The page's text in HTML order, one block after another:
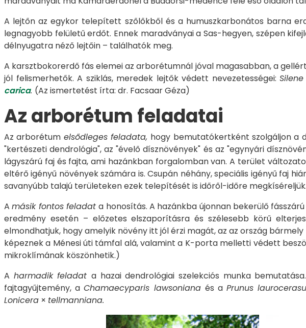
A lejtőn az egykor telepített szőlőkből és a humuszkarbonátos barna
legnagyobb felületű erdőt. Ennek maradványai a Sas-hegyen, szépen
délnyugatra néző lejtőin – találhatók meg.
A karsztbokorerdő fás elemei az arborétumnál jóval magasabban, a
jól felismerhetők. A sziklás, meredek lejtők védett nevezetességei:
carica. (Az ismertetést írta: dr. Facsaar Géza)
Az arborétum feladatai
Az arborétum elsődleges feladata, hogy bemutatókertként szolgáljon a
"kertészeti dendrológia", az "évelő dísznövények" és az "egynyári
lágyszárú faj és fajta, ami hazánkban forgalomban van. A terület
eltérő igényű növények számára is. Csupán néhány, speciális igényű faj
savanyúbb talajú területeken ezek telepítését is időről-időre megkíséreljük.
Amásik fontos feladata honosítás. A hazánkba újonnan bekerülő
eredmény esetén – előzetes elszaporításra és szélesebb körű
elmondhatjuk, hogy amelyik növény itt jól érzi magát, az az ország
képeznek a Ménesi úti támfal alá, valamint a K-porta melletti védett
mikroklímának köszönhetik.)
A harmadik feladat a hazai dendrológiai szelekciós munka
fajtagyűjtemény, aChamaecyparis lawsoniana és aPrunus
Lonicera × tellmanniana.